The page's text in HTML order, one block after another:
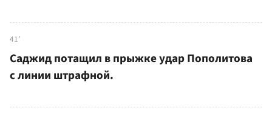
41'
Саджид потащил в прыжке удар Пополитова
с линии штрафной.